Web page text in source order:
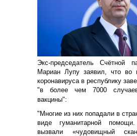
Экс-председатель Счётной
Мариан Лупу заявил, что во
коронавируса в республику
"в более чем 7000 случаев
вакцины":
"Многие из них попадали в
виде гуманитарной
вызвали «чудовищный